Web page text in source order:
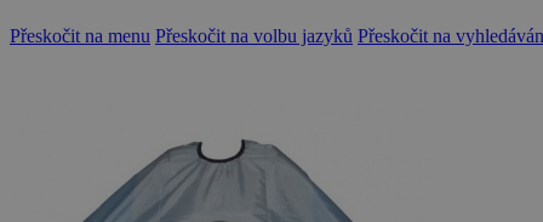
Přeskočit na menu Přeskočit na volbu jazyků Přeskočit na